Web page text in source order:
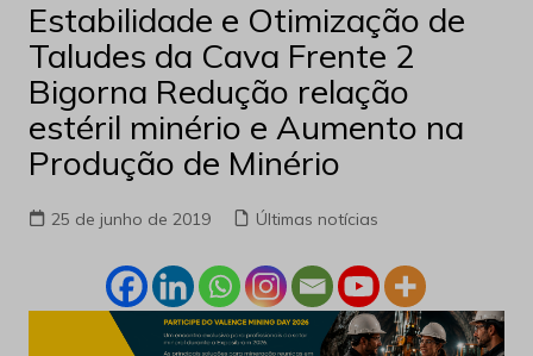
Estabilidade e Otimização de
Taludes da Cava Frente 2
Bigorna Redução relação
estéril minério e Aumento na
Produção de Minério
25 de junho de 2019 Últimas notícias